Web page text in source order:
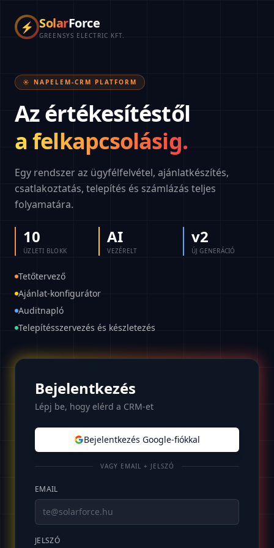
⚡ SolarForce
GREENSYS ELECTRIC KFT.
☀️ NAPELEM-CRM PLATFORM
Az értékesítéstől
a felkapcsolásig.
Egy rendszer az ügyfélfelvétel, ajánlatkészítés,
csatlakoztatás, telepítés és számlázás teljes
folyamatára.
10
ÜZLETI BLOKK
AI
VEZÉRELT
v2
ÚJ GENERÁCIÓ
Tetőtervező
Ajánlat-konfigurátor
Auditnapló
Telepítésszervezés és készletezés
Bejelentkezés
Lépj be, hogy elérd a CRM-et
Bejelentkezés Google-fiókkal
VAGY EMAIL + JELSZÓ
EMAIL
JELSZÓ